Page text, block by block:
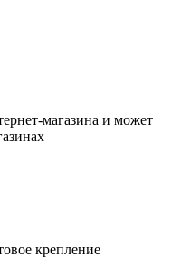
магазина и может
крепление